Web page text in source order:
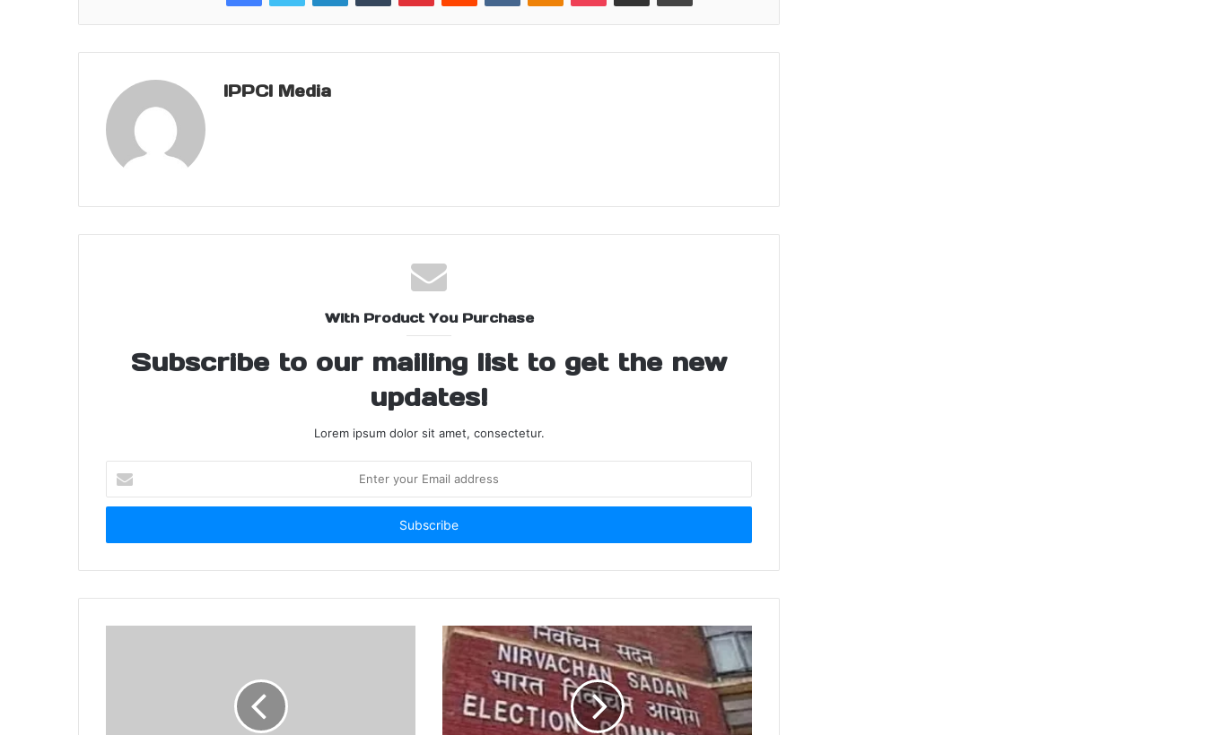
IPPCI Media
With Product You Purchase
Subscribe to our mailing list to get the new
updates!
Lorem ipsum dolor sit amet, consectetur.
your
Email